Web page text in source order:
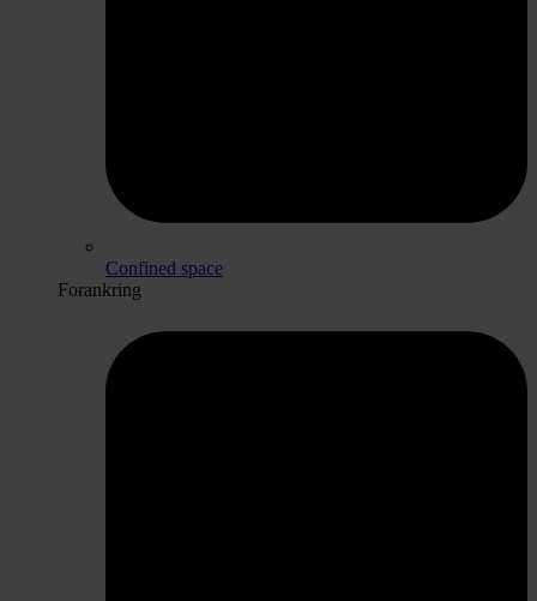
Confined space
Forankring